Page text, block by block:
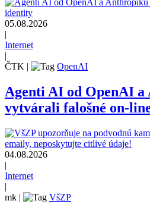
05.08.2026
|
Internet
|
ČTK | OpenAI
Agenti AI od OpenAI
vytvárali falošné on-
04.08.2026
|
Internet
|
mk | VšZP